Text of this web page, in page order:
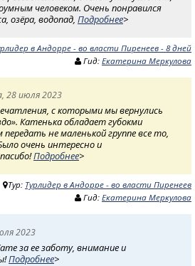
человеком. Очень понравился
озёра, водопад, Подробнее>
в Андорре - во власти Пиренеев - 8 дней
Гид: Екатерина Меркулова
28 июля 2023
с которыми мы вернулись
Катенька обладает губокми
не маленькой группе все то,
очень интересно и
Подробнее>
Тур: Турлидер в Андорре - во власти Пиренеев
Гид: Екатерина Меркулова
2023
за ее заботу, внимание и
Подробнее>